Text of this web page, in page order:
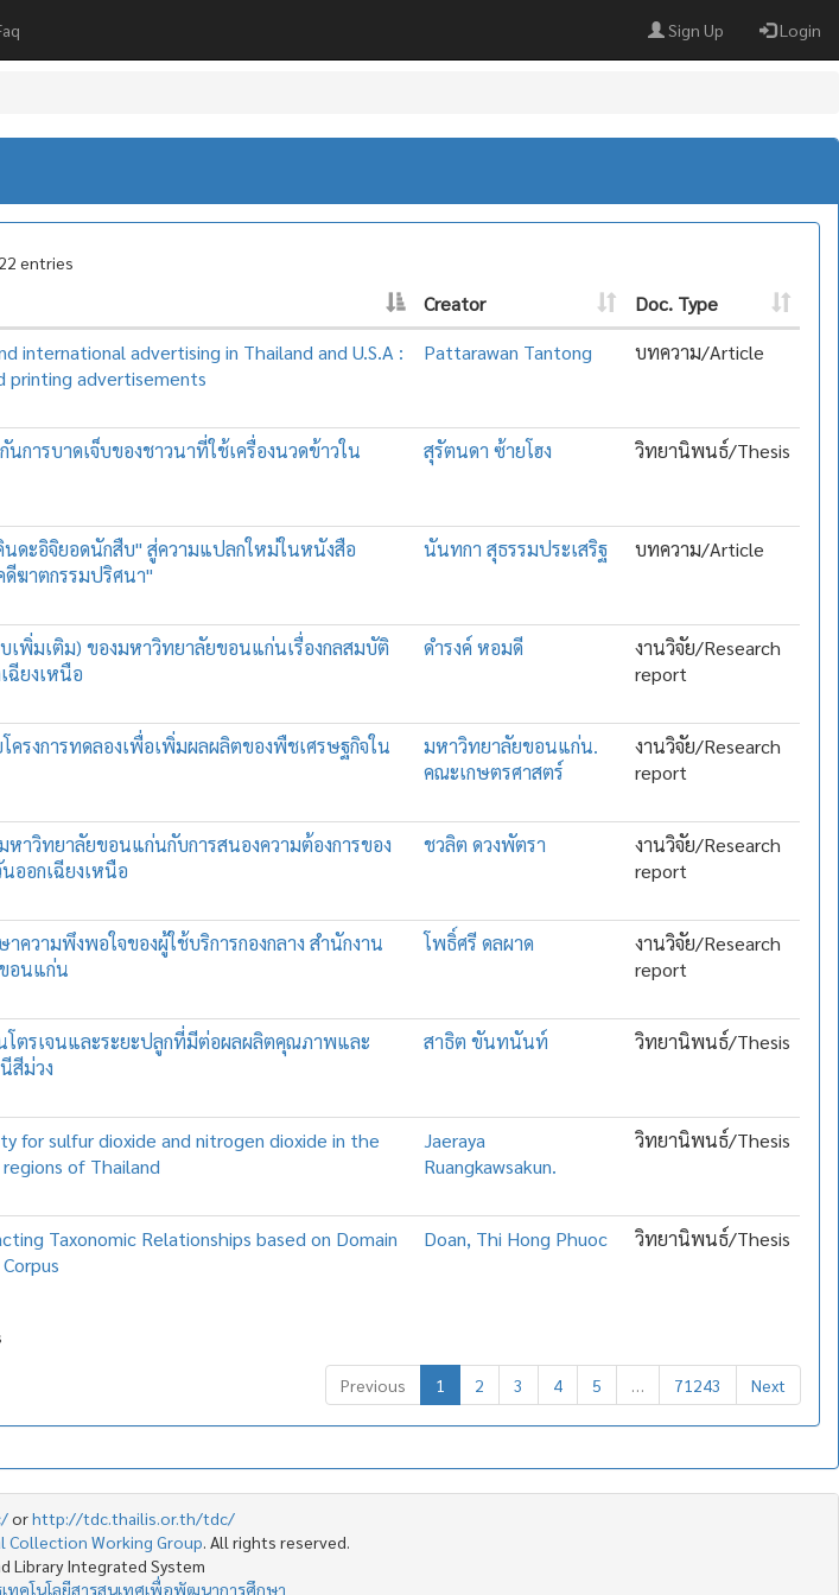
Sign Up Login
entries
Creator
Doc. Type
international advertising in Thailand and U.S.A :
printing advertisements
Pattarawan Tantong บทความ/Article
การบาดเจ็บของชาวนาที่ใช้เครื่องนวดข้าวใน
สุรัตนดา ซ้ายโฮง วิทยานิพนธ์/Thesis
ดะอิจิยอดนักสืบ" สู่ความแปลกใหม่ในหนังสือ
ฆาตกรรมปริศนา"
นันทกา สุธรรมประเสริฐ บทความ/Article
เพิ่มเติม) ของมหาวิทยาลัยขอนแก่นเรื่องกลสมบัติ
ฉียงเหนือ
ดำรงค์ หอมดี
งานวิจัย/Research
report
ครงการทดลองเพื่อเพิ่มผลผลิตของพืชเศรษฐกิจใน
มหาวิทยาลัยขอนแก่น.
คณะเกษตรศาสตร์
งานวิจัย/Research
report
หาวิทยาลัยขอนแก่นกับการสนองความต้องการของ
ออกเฉียงเหนือ
ชวลิต ดวงพัตรา
งานวิจัย/Research
report
าความพึงพอใจของผู้ใช้บริการกองกลาง สำนักงาน
อนแก่น
โพธิ์ศรี ดลผาด
งานวิจัย/Research
report
โตรเจนและระยะปลูกที่มีต่อผลผลิตคุณภาพและ
สีม่วง
สาธิต ขันทนันท์ วิทยานิพนธ์/Thesis
for sulfur dioxide and nitrogen dioxide in the
of Thailand
Jaeraya
Ruangkawsakun.
วิทยานิพนธ์/Thesis
Taxonomic Relationships based on Domain
Doan, Thi Hong Phuoc วิทยานิพนธ์/Thesis
Previous 1 2 3 4 5 … 71243 Next
orhttp://tdc.thailis.or.th/tdc/
Collection Working Group. All rights reserved.
Library Integrated System
ทคโนโลยีสารสนเทศเพื่อพัฒนาการศึกษา